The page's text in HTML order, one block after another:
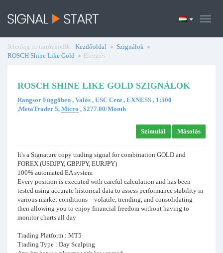
Jelenleg itt tartózkodik : Kezdőoldal
Szignálok
ROSCH Shine Like Gold
Elemzés
ROSCH SHINE LIKE GOLD SZIGNÁLOK
Rangsor Függőben , Valós , USC Cent , EXNESS , 1:500
,MetaTrader 5, Micro , $277.00/Month
Szimulál Másolás
It's a Signature copy trading signal for combination GOLD and
FOREX (USDJPY, GBPJPY, EURJPY)
100% automated EA system
Every position is executed with careful calculation and has been
tested using accurate historical data to assess performance stability in
various market conditions—volatile, trending, and consolidating
then allowing you to enjoy financial freedom without having to
monitor charts all day
Trading Platform : MT5
Trading Type : Day Scalping